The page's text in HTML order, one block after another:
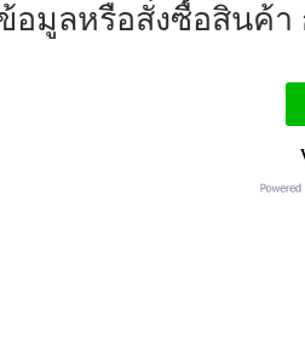
มูลหรือสั่งซื้อสินค้า